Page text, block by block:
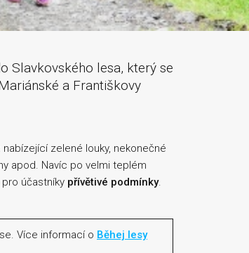
Slavkovského lesa, který se
a Františkovy
nabízející zelené louky, nekonečné
apod. Navíc po velmi teplém
účastníky přívětivé podmínky.
Více informací o Běhej lesy